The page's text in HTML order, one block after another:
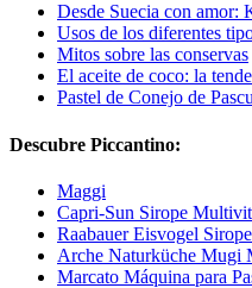
Desde Suecia con amor:
Usos de los diferentes
Mitos sobre las conservas
El aceite de coco: la
Pastel de Conejo de
Descubre Piccantino:
Maggi
Capri-Sun Sirope
Raabauer Eisvogel
Arche Naturküche Mugi
Marcato Máquina para